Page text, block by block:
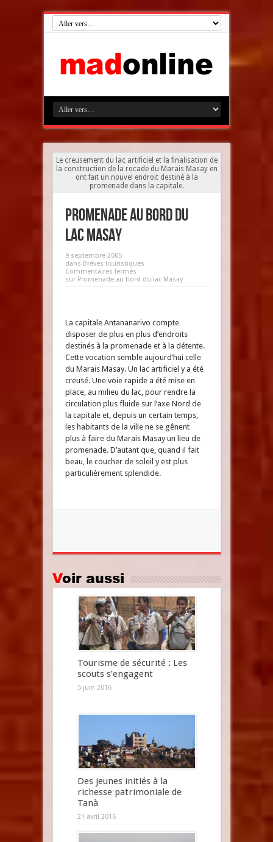
Le creusement du lac artificiel et la finalisation de
la construction de la rocade du Marais Masay en
ont fait un nouvel endroit destiné à la
promenade dans la capitale.
Promenade au bord du
lac Masay
9 septembre 2005
dans Brèves touristiques
Commentaires fermés
sur Promenade au bord du lac Masay
La capitale Antananarivo compte
disposer de plus en plus d’endroits
destinés à la promenade et à la détente.
Cette vocation semble aujourd’hui celle
du Marais Masay. Un lac artificiel y a été
creusé. Une voie rapide a été mise en
place, au milieu du lac, pour rendre la
circulation plus fluide sur l’axe Nord de
la capitale et, depuis un certain temps,
les habitants de la ville ne se gênent
plus à faire du Marais Masay un lieu de
promenade. D’autant que, quand il fait
beau, le coucher de soleil y est plus
particulièrement splendide.
Voir aussi
Tourisme de sécurité : Les
scouts s’engagent
5 juin 2016
Des jeunes initiés à la
richesse patrimoniale de
Tanà
21 avril 2016